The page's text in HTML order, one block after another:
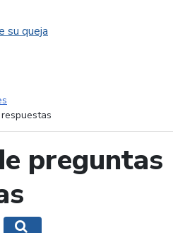
su queja
preguntas
Mostrar opciones de búsqueda